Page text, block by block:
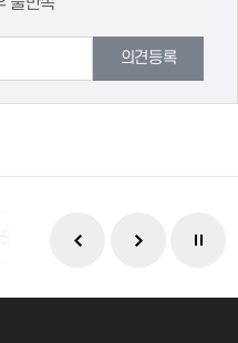
의견등록
아 인천인재평생교육